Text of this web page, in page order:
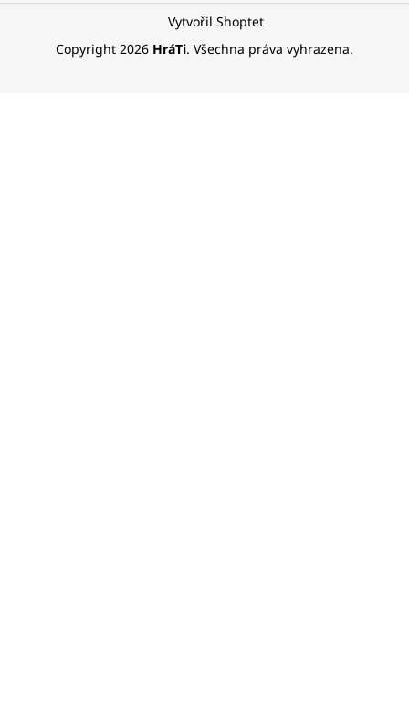
Vytvořil Shoptet
Copyright 2026 HráTi. Všechna práva vyhrazena.